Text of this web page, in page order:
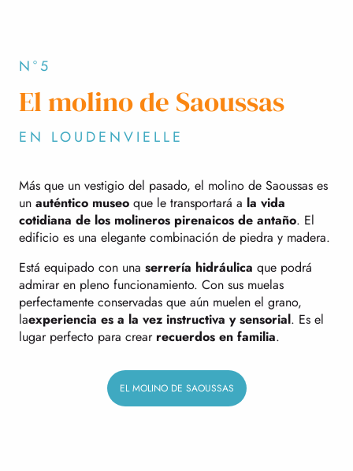
N°5
El molino de Saoussas
EN LOUDENVIELLE
Más que un vestigio del pasado, el molino de Saoussas es
un auténtico museo que le transportará a la vida
cotidiana de los molineros pirenaicos de antaño. El
edificio es una elegante combinación de piedra y madera.
Está equipado con una serrería hidráulica que podrá
admirar en pleno funcionamiento. Con sus muelas
perfectamente conservadas que aún muelen el grano,
laexperiencia es a la vez instructiva y sensorial. Es el
lugar perfecto para crear recuerdos en familia.
EL MOLINO DE SAOUSSAS